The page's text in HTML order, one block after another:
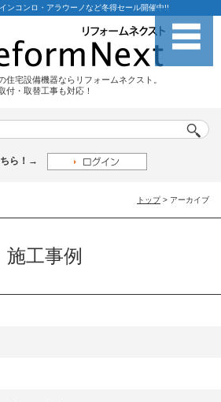
ンコンロ・アラウーノなど冬得セール開催中!!
住宅設備機器ならリフォームネクスト。
付・取替工事も対応！
ちら！→
トップ > アーカイブ
施工事例